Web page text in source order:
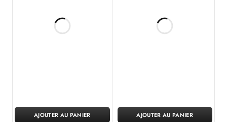
AJOUTER AU PANIER AJOUTER AU PANIER